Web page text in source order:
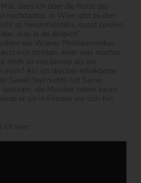
dass ich über die Rolle des
nachdachte. In Wien gibt es den
so herumfuchteln, sonst spielen
was er da dirigiert”,
der Wiener Philharmoniker.
sich streiten. Aber was machte
mich so viel besser als die
mich? Als ich darüber reflektierte
Savall fast nichts tut! Seine
die Musiker sehen kaum
er sie in Frieden vor sich hin
ich hier: